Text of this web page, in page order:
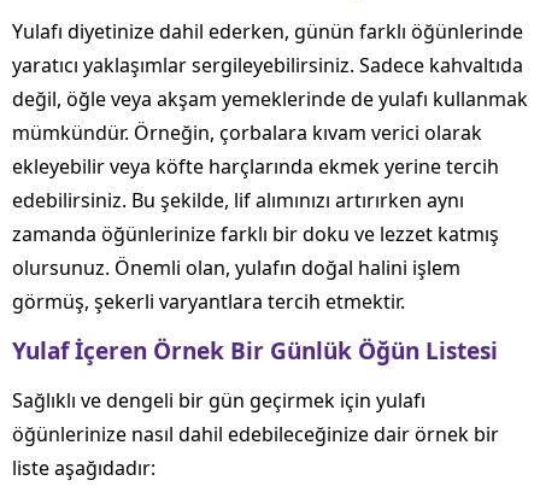
Yulafı diyetinize dahil ederken, günün farklı öğünlerinde
yaratıcı yaklaşımlar sergileyebilirsiniz. Sadece kahvaltıda
değil, öğle veya akşam yemeklerinde de yulafı kullanmak
mümkündür. Örneğin, çorbalara kıvam verici olarak
ekleyebilir veya köfte harçlarında ekmek yerine tercih
edebilirsiniz. Bu şekilde, lif alımınızı artırırken aynı
zamanda öğünlerinize farklı bir doku ve lezzet katmış
olursunuz. Önemli olan, yulafın doğal halini işlem
görmüş, şekerli varyantlara tercih etmektir.
Yulaf İçeren Örnek Bir Günlük Öğün Listesi
Sağlıklı ve dengeli bir gün geçirmek için yulafı
öğünlerinize nasıl dahil edebileceğinize dair örnek bir
liste aşağıdadır: